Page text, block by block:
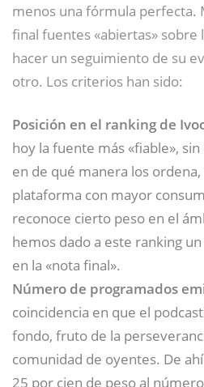
menos una fórmula perfecta.
final fuentes «abiertas»
hacer un seguimiento de su
otro. Los criterios han sido:
Posición en el ranking de
hoy la fuente más «fiable»,
en de qué manera los
plataforma con mayor
reconoce cierto peso en el
hemos dado a este ranking
en la «nota final».
Número de programados
coincidencia en que el
fondo, fruto de la
comunidad de oyentes. De
25 por cien de peso al